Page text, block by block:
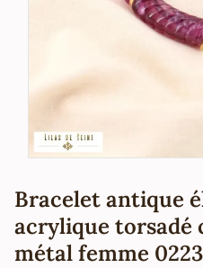
Bracelet antique
acrylique torsadé
métal femme